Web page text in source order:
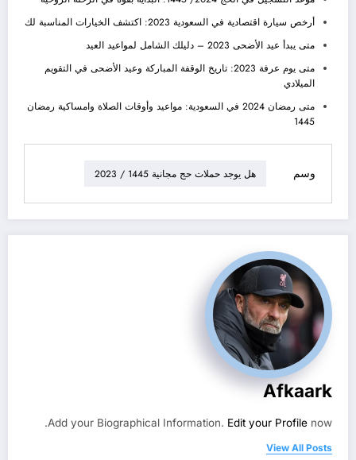
أرخص سيارة اقتصادية في السعودية 2023: اكتشف الخيارات المناسبة لك
متى يبدأ عيد الأضحى 2023 – دليلك الشامل لمواعيد العيد
متى يوم عرفة 2023: تاريخ الوقفة المباركة وعيد الأضحى في التقويم
الميلادي
متى رمضان 2024 في السعودية: مواعيد وأوقات الصلاة وامساكية رمضان
1445
وسم هل يوجد حملات حج مجانية 1445 / 2023
Afkaark
Add your Biographical Information. Edit your Profile now.
View All Posts